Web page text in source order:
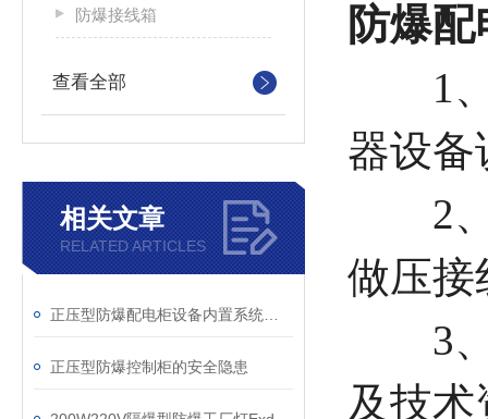
防爆接线箱
查看全部
相关文章
RELATED ARTICLES
正压型防爆控制柜的安全隐患
防爆
1、
器设备
2、
做压接
3、
及技